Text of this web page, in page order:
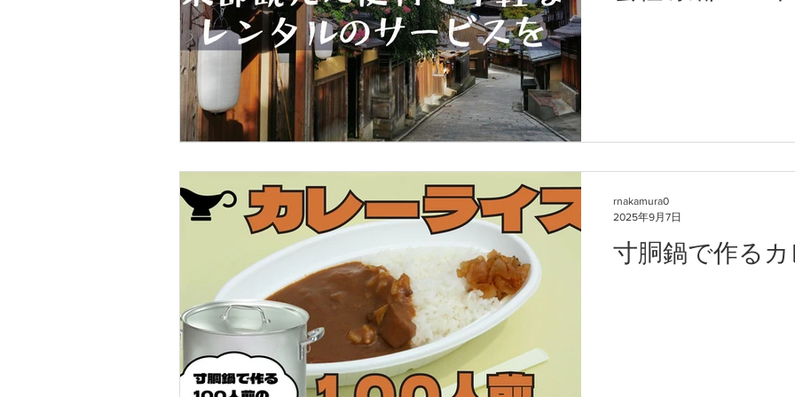
寸胴鍋で作るカ
rnakamura0
2025年9月7日